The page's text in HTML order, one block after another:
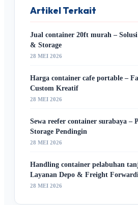
Artikel Terkait
Jual container 20ft murah –
& Storage
28 MEI 2026
Harga container cafe portable –
Custom Kreatif
28 MEI 2026
Sewa reefer container surabaya –
Storage Pendingin
28 MEI 2026
Handling container pelabuhan
Layanan Depo & Freight
28 MEI 2026